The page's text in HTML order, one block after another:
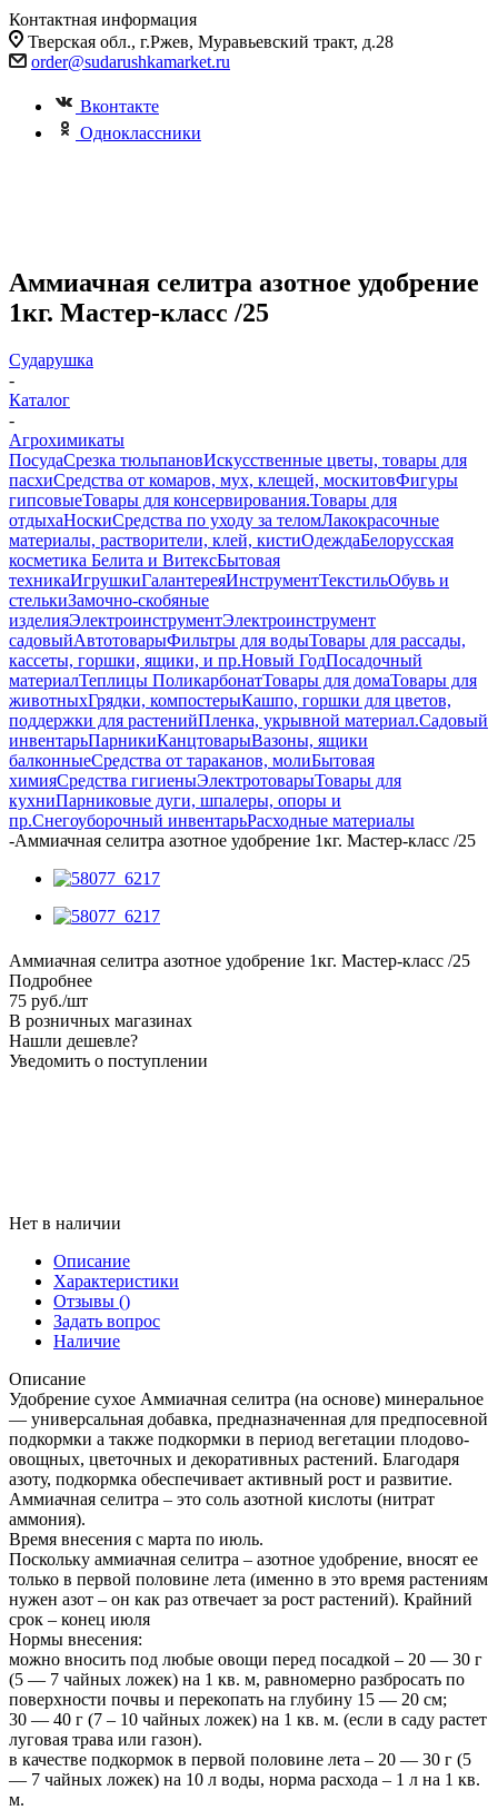
Контактная информация
Тверская обл., г.Ржев, Муравьевский тракт, д.28
order@sudarushkamarket.ru
Вконтакте
Одноклассники
Аммиачная селитра азотное удобрение
1кг. Мастер-класс /25
Сударушка
-
Каталог
-
Агрохимикаты
ПосудаСрезка тюльпановИскусственные цветы, товары для
пасхиСредства от комаров, мух, клещей, москитовФигуры
гипсовыеТовары для консервирования.Товары для
отдыхаНоскиСредства по уходу за теломЛакокрасочные
материалы, растворители, клей, кистиОдеждаБелорусская
косметика Белита и ВитексБытовая
техникаИгрушкиГалантереяИнструментТекстильОбувь и
стелькиЗамочно-скобяные
изделияЭлектроинструментЭлектроинструмент
садовыйАвтотоварыФильтры для водыТовары для рассады,
кассеты, горшки, ящики, и пр.Новый ГодПосадочный
материалТеплицы ПоликарбонатТовары для домаТовары для
животныхГрядки, компостерыКашпо, горшки для цветов,
поддержки для растенийПленка, укрывной материал.Садовый
инвентарьПарникиКанцтоварыВазоны, ящики
балконныеСредства от тараканов, молиБытовая
химияСредства гигиеныЭлектротоварыТовары для
кухниПарниковые дуги, шпалеры, опоры и
пр.Снегоуборочный инвентарьРасходные материалы
-Аммиачная селитра азотное удобрение 1кг. Мастер-класс /25
Аммиачная селитра азотное удобрение 1кг. Мастер-класс /25
Подробнее
75 руб./шт
В розничных магазинах
Нашли дешевле?
Уведомить о поступлении
Нет в наличии
Описание
Характеристики
Отзывы ()
Задать вопрос
Наличие
Описание
Удобрение сухое Аммиачная селитра (на основе) минеральное
— универсальная добавка, предназначенная для предпосевной
подкормки а также подкормки в период вегетации плодово-
овощных, цветочных и декоративных растений. Благодаря
азоту, подкормка обеспечивает активный рост и развитие.
Аммиачная селитра – это соль азотной кислоты (нитрат
аммония).
Время внесения с марта по июль.
Поскольку аммиачная селитра – азотное удобрение, вносят ее
только в первой половине лета (именно в это время растениям
нужен азот – он как раз отвечает за рост растений). Крайний
срок – конец июля
Нормы внесения:
можно вносить под любые овощи перед посадкой – 20 — 30 г
(5 — 7 чайных ложек) на 1 кв. м, равномерно разбросать по
поверхности почвы и перекопать на глубину 15 — 20 см;
30 — 40 г (7 – 10 чайных ложек) на 1 кв. м. (если в саду растет
луговая трава или газон).
в качестве подкормок в первой половине лета – 20 — 30 г (5
— 7 чайных ложек) на 10 л воды, норма расхода – 1 л на 1 кв.
м.